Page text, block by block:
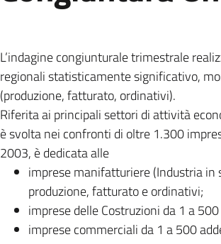
L’indagine congiunturale trimestrale
regionali statisticamente significativo,
(produzione, fatturato, ordinativi).
Riferita ai principali settori di attività
è svolta nei confronti di oltre 1.300
2003, è dedicata alle
imprese manifatturiere (Industria
produzione, fatturato e ordinativi;
imprese delle Costruzioni da 1 a
imprese commerciali da 1 a 500